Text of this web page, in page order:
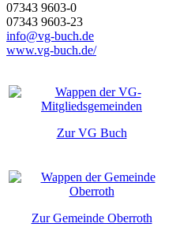
07343 9603-0
07343 9603-23
info@vg-buch.de
www.vg-buch.de/
Zur VG Buch
Zur Gemeinde Oberroth